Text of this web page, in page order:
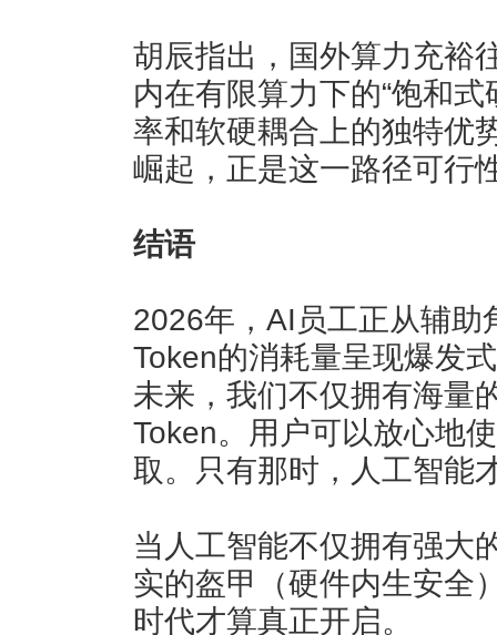
胡辰指出，国外算力充裕
内在有限算力下的“饱和
率和软硬耦合上的独特优
崛起，正是这一路径可行
结语
2026年，AI员工正从辅助
Token的消耗量呈现爆发
未来，我们不仅拥有海量
Token。用户可以放心地
取。只有那时，人工智能
当人工智能不仅拥有强大
实的盔甲（硬件内生安全
时代才算真正开启。